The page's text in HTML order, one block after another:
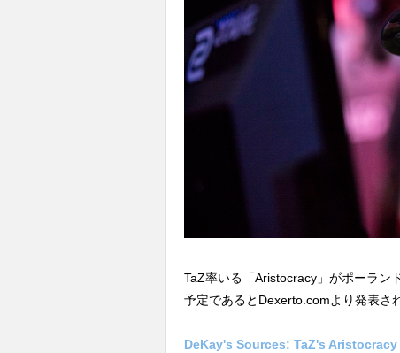
TaZ率いる「Aristocracy」がポーラン
予定であるとDexerto.comより発表さ
DeKay's Sources: TaZ's